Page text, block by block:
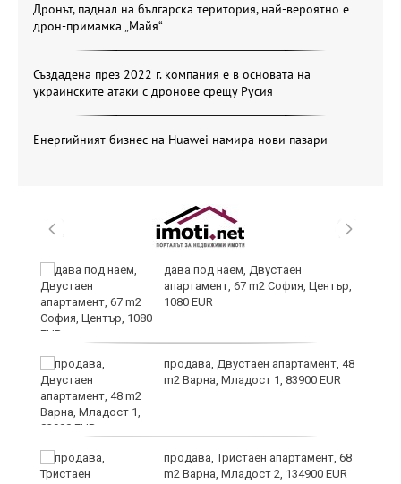
Дронът, паднал на българска територия, най-вероятно е
дрон-примамка „Майя“
Създадена през 2022 г. компания е в основата на
украинските атаки с дронове срещу Русия
Енергийният бизнес на Huawei намира нови пазари
дава под наем, Двустаен
апартамент, 67 m2 София, Център,
1080 EUR
продава, Двустаен апартамент, 48
m2 Варна, Младост 1, 83900 EUR
продава, Тристаен апартамент, 68
m2 Варна, Младост 2, 134900 EUR